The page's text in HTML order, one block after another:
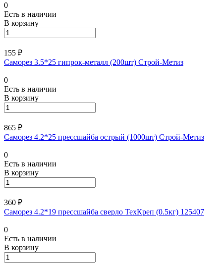
0
Есть в наличии
В корзину
155 ₽
Саморез 3.5*25 гипрок-металл (200шт) Строй-Метиз
0
Есть в наличии
В корзину
865 ₽
Саморез 4.2*25 прессшайба острый (1000шт) Строй-Метиз
0
Есть в наличии
В корзину
360 ₽
Саморез 4.2*19 прессшайба сверло ТехКреп (0.5кг) 125407
0
Есть в наличии
В корзину